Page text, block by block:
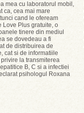
mea cu laboratorul mobil,
ca, cea mai mare
cand le ofeream
Love Plus gratuite, o
tinere din mediul
se dovedeau a fi
de distribuirea de
cat si de informatiile
la transmiterea
B, C si a infectiei
psihologul Roxana